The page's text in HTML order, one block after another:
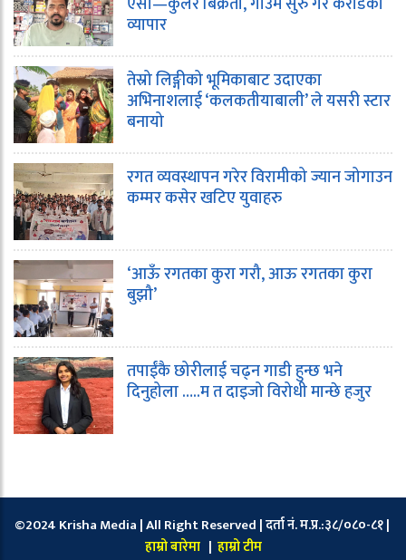
व्यापार
तेस्रो लिङ्गीको भूमिकाबाट उदाएका
अभिनाशलाई ‘कलकतीयाबाली’ ले यसरी स्टार
बनायो
रगत व्यवस्थापन गरेर विरामीको ज्यान जोगाउन
कम्मर कसेर खटिए युवाहरु
‘आऊँ रगतका कुरा गरौ, आऊ रगतका कुरा
बुझौ’
तपाईंकै छोरीलाई चढ्न गाडी हुन्छ भने
दिनुहोला …..म त दाइजो विरोधी मान्छे हजुर
©2024 Krisha Media | All Right Reserved | दर्ता नं. म.प्र.:३८/०८०-८१ |
हाम्रो बारेमा | हाम्रो टीम